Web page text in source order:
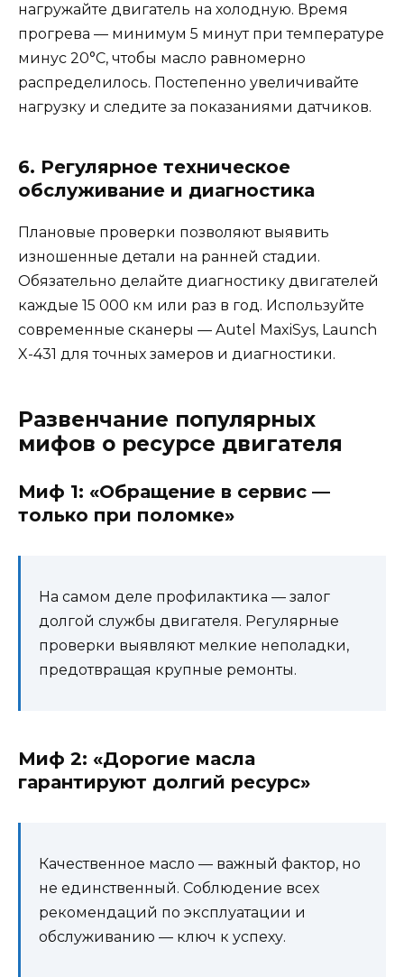
нагружайте двигатель на холодную. Время
прогрева — минимум 5 минут при температуре
минус 20°C, чтобы масло равномерно
распределилось. Постепенно увеличивайте
нагрузку и следите за показаниями датчиков.
6. Регулярное техническое
обслуживание и диагностика
Плановые проверки позволяют выявить
изношенные детали на ранней стадии.
Обязательно делайте диагностику двигателей
каждые 15 000 км или раз в год. Используйте
современные сканеры — Autel MaxiSys, Launch
X-431 для точных замеров и диагностики.
Развенчание популярных
мифов о ресурсе двигателя
Миф 1: «Обращение в сервис —
только при поломке»
На самом деле профилактика — залог
долгой службы двигателя. Регулярные
проверки выявляют мелкие неполадки,
предотвращая крупные ремонты.
Миф 2: «Дорогие масла
гарантируют долгий ресурс»
Качественное масло — важный фактор, но
не единственный. Соблюдение всех
рекомендаций по эксплуатации и
обслуживанию — ключ к успеху.